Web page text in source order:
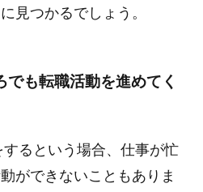
見つかるでしょう。
でも転職活動を進めてく
するという場合、仕事が忙
ができないこともありま